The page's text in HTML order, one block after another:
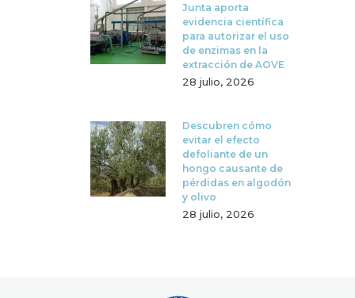
Junta aporta
evidencia científica
para autorizar el uso
de enzimas en la
extracción de AOVE
28 julio, 2026
Descubren cómo
evitar el efecto
defoliante de un
hongo causante de
pérdidas en algodón
y olivo
28 julio, 2026